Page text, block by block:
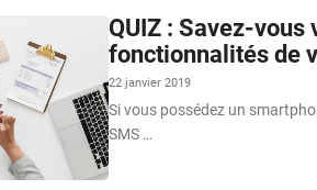
QUIZ : Savez-
fonctionnalités de
22 janvier 2019
Si vous possédez un
SMS …